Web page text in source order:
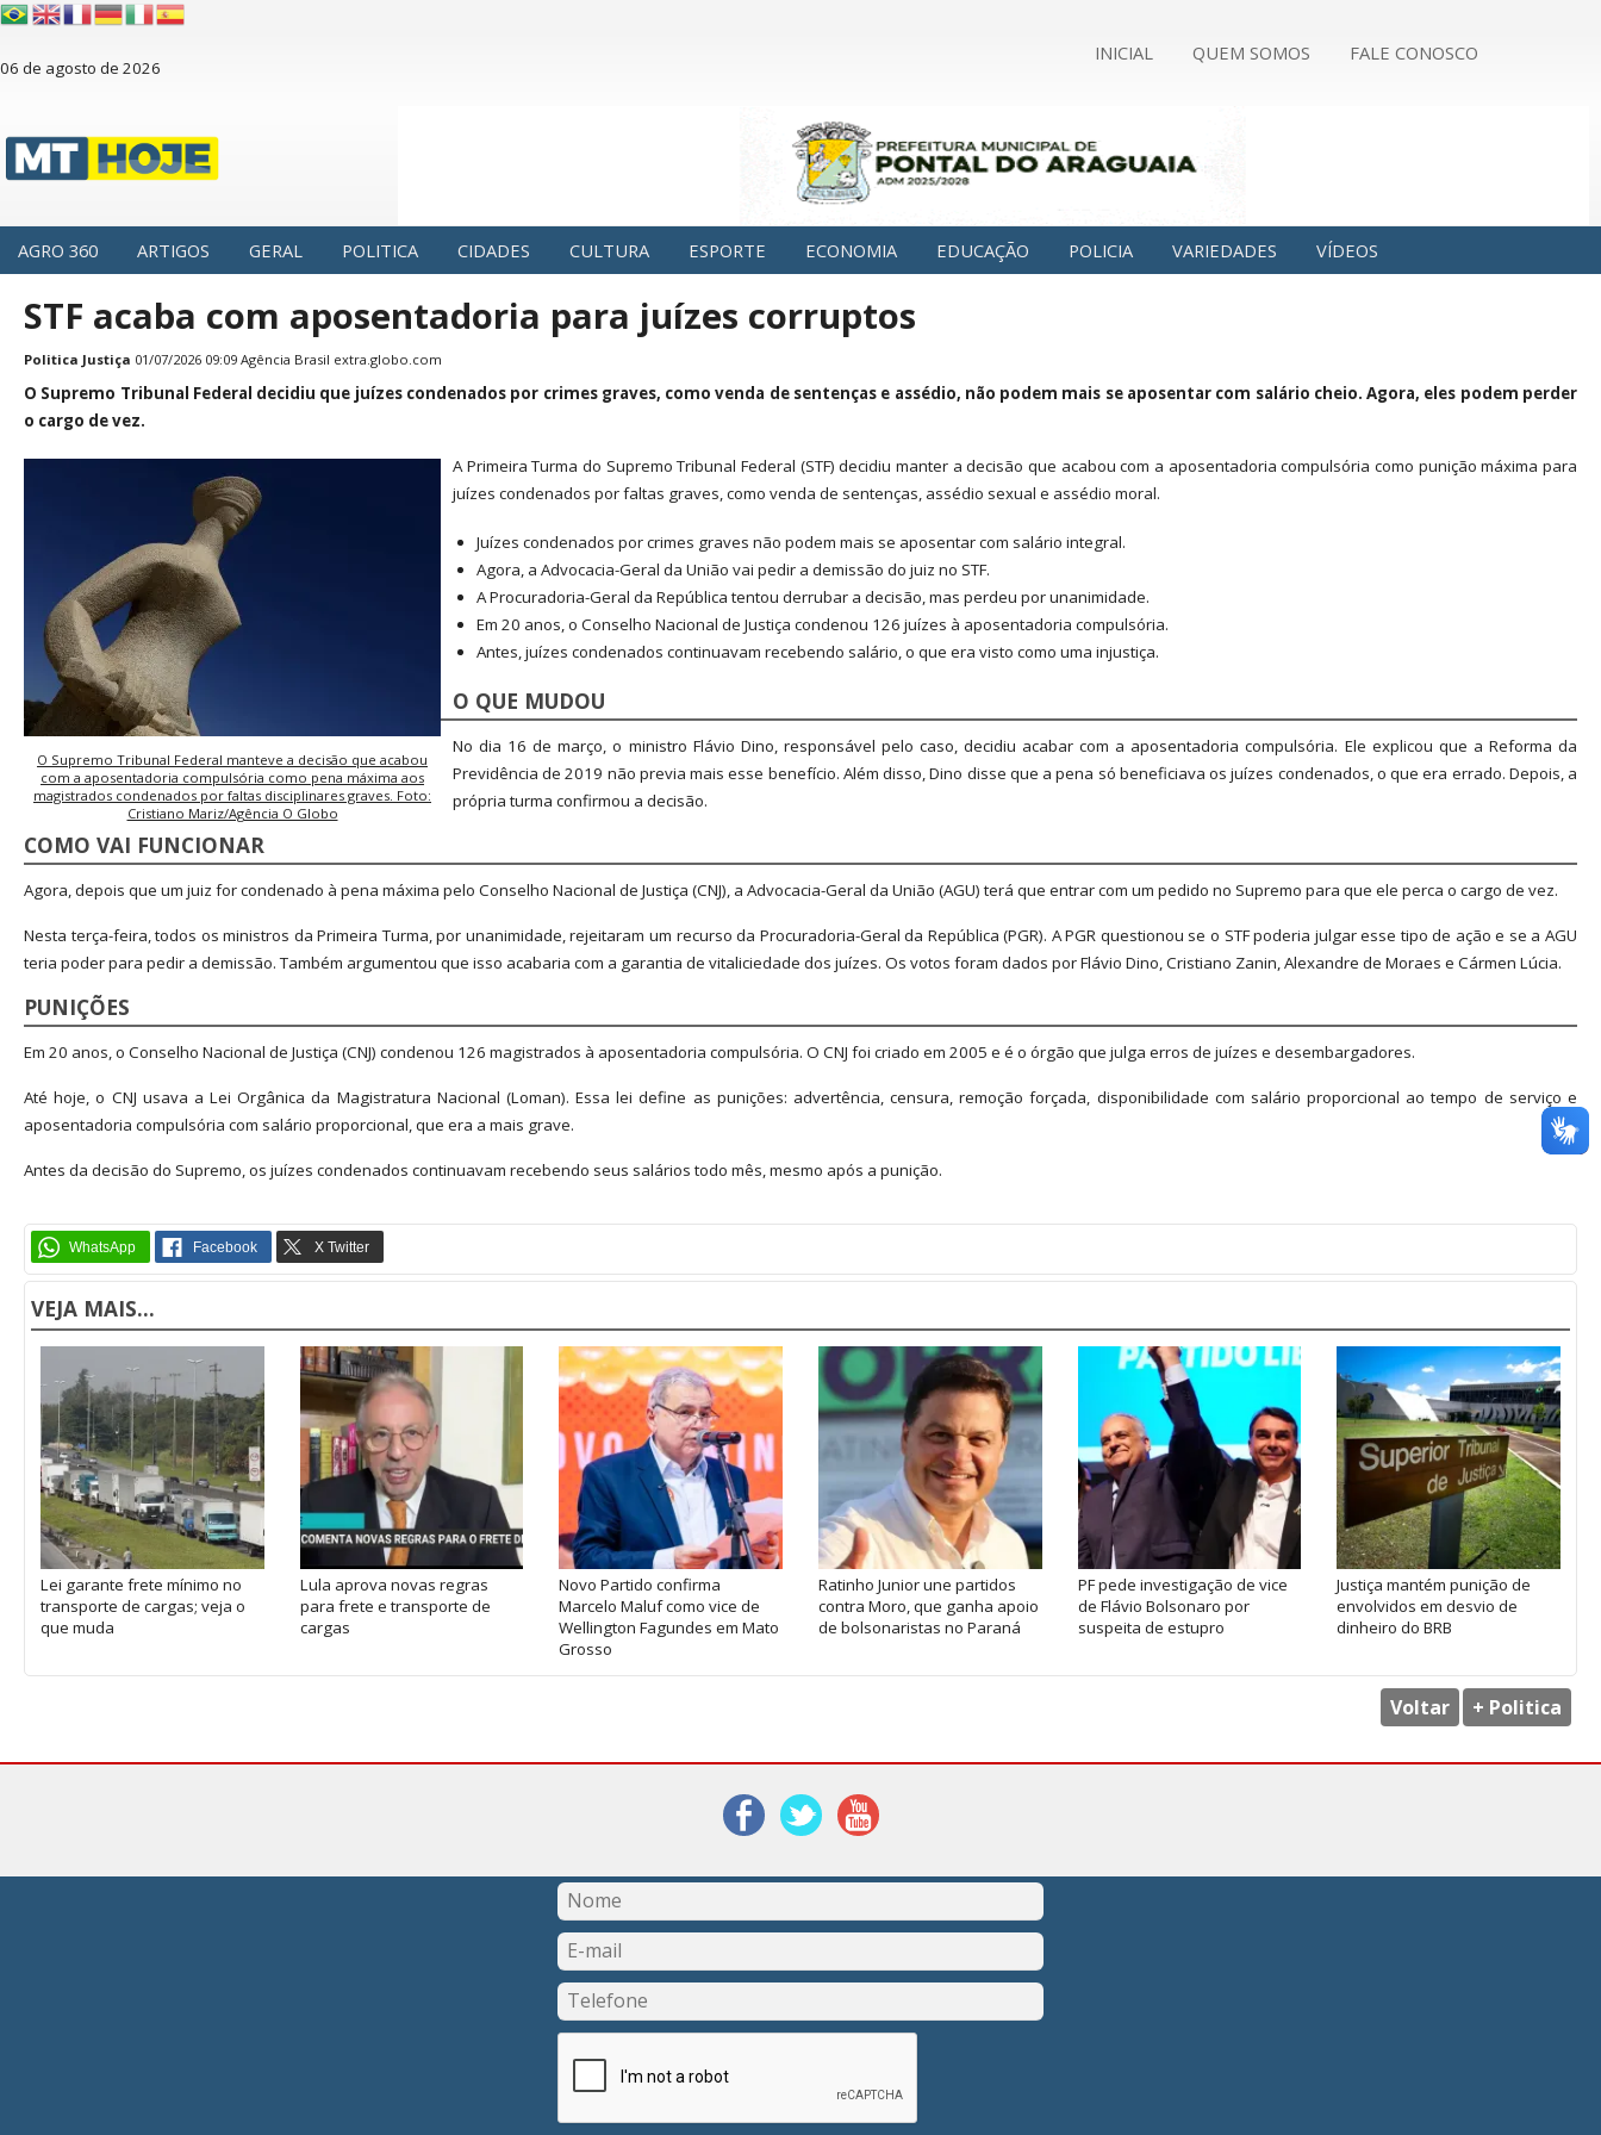
06 de agosto de 2026
INICIAL QUEM SOMOS FALE CONOSCO
AGRO 360 ARTIGOS GERAL POLITICA CIDADES CULTURA ESPORTE ECONOMIA EDUCAÇÃO POLICIA VARIEDADES VÍDEOS
STF acaba com aposentadoria para juízes corruptos
Politica Justiça 01/07/2026 09:09 Agência Brasil extra.globo.com
O Supremo Tribunal Federal decidiu que juízes condenados por crimes graves, como venda de sentenças e assédio, não podem mais se aposentar com salário cheio. Agora, eles podem perder
o cargo de vez.
O Supremo Tribunal Federal manteve a decisão que acabou
com a aposentadoria compulsória como pena máxima aos
magistrados condenados por faltas disciplinares graves. Foto:
Cristiano Mariz/Agência O Globo
A Primeira Turma do Supremo Tribunal Federal (STF) decidiu manter a decisão que acabou com a aposentadoria compulsória como punição máxima para
juízes condenados por faltas graves, como venda de sentenças, assédio sexual e assédio moral.
Juízes condenados por crimes graves não podem mais se aposentar com salário integral.
Agora, a Advocacia-Geral da União vai pedir a demissão do juiz no STF.
A Procuradoria-Geral da República tentou derrubar a decisão, mas perdeu por unanimidade.
Em 20 anos, o Conselho Nacional de Justiça condenou 126 juízes à aposentadoria compulsória.
Antes, juízes condenados continuavam recebendo salário, o que era visto como uma injustiça.
O QUE MUDOU
No dia 16 de março, o ministro Flávio Dino, responsável pelo caso, decidiu acabar com a aposentadoria compulsória. Ele explicou que a Reforma da
Previdência de 2019 não previa mais esse benefício. Além disso, Dino disse que a pena só beneficiava os juízes condenados, o que era errado. Depois, a
própria turma confirmou a decisão.
COMO VAI FUNCIONAR
Agora, depois que um juiz for condenado à pena máxima pelo Conselho Nacional de Justiça (CNJ), a Advocacia-Geral da União (AGU) terá que entrar com um pedido no Supremo para que ele perca o cargo de vez.
Nesta terça-feira, todos os ministros da Primeira Turma, por unanimidade, rejeitaram um recurso da Procuradoria-Geral da República (PGR). A PGR questionou se o STF poderia julgar esse tipo de ação e se a AGU
teria poder para pedir a demissão. Também argumentou que isso acabaria com a garantia de vitaliciedade dos juízes. Os votos foram dados por Flávio Dino, Cristiano Zanin, Alexandre de Moraes e Cármen Lúcia.
PUNIÇÕES
Em 20 anos, o Conselho Nacional de Justiça (CNJ) condenou 126 magistrados à aposentadoria compulsória. O CNJ foi criado em 2005 e é o órgão que julga erros de juízes e desembargadores.
Até hoje, o CNJ usava a Lei Orgânica da Magistratura Nacional (Loman). Essa lei define as punições: advertência, censura, remoção forçada, disponibilidade com salário proporcional ao tempo de serviço e
aposentadoria compulsória com salário proporcional, que era a mais grave.
Antes da decisão do Supremo, os juízes condenados continuavam recebendo seus salários todo mês, mesmo após a punição.
VEJA MAIS...
Lei garante frete mínimo no
transporte de cargas; veja o
que muda
Lula aprova novas regras
para frete e transporte de
cargas
Novo Partido confirma
Marcelo Maluf como vice de
Wellington Fagundes em Mato
Grosso
Ratinho Junior une partidos
contra Moro, que ganha apoio
de bolsonaristas no Paraná
PF pede investigação de vice
de Flávio Bolsonaro por
suspeita de estupro
Justiça mantém punição de
envolvidos em desvio de
dinheiro do BRB
Voltar + Politica